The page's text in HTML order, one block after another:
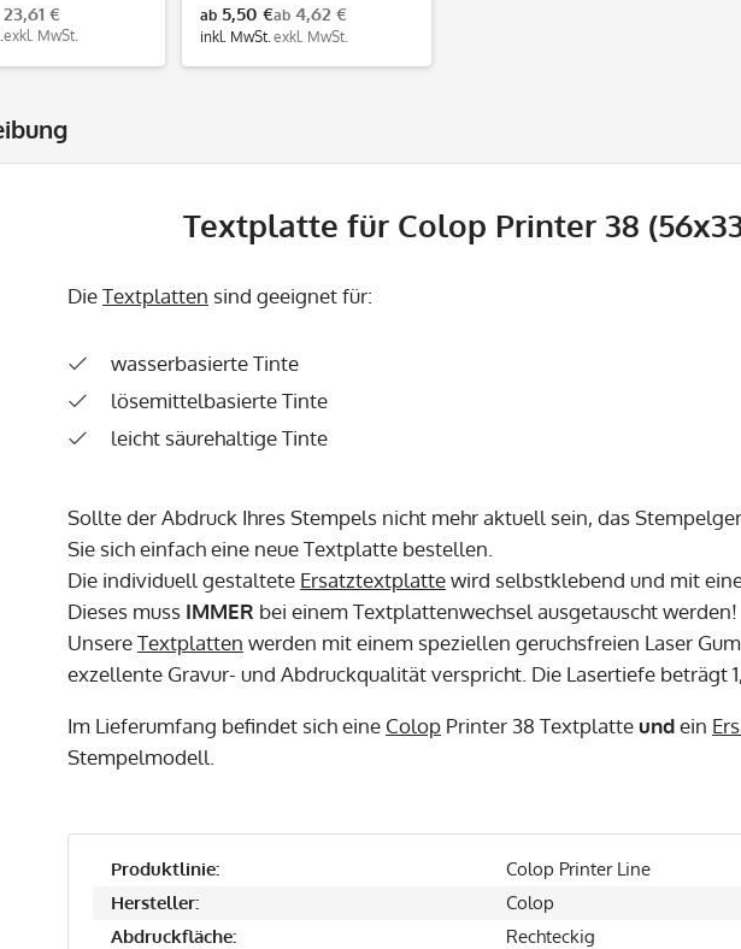
23,61 €
exkl. MwSt.
ab5,50 €
inkl. MwSt.
ab4,62 €
exkl. MwSt.
Textplatte für Colop Printer 38
DieTextplatten sind geeignet für:
wasserbasierte Tinte
lösemittelbasierte Tinte
leicht säurehaltige Tinte
Sollte der Abdruck Ihres Stempels nicht mehr aktuell sein, das
Sie sich einfach eine neue Textplatte bestellen.
Die individuell gestaltete Ersatztextplattewird selbstklebend und mit
Dieses muss IMMER bei einem Textplattenwechsel ausgetauscht werden!
UnsereTextplatten werden mit einem speziellen geruchsfreien Laser
exzellente Gravur- und Abdruckqualität verspricht. Die Lasertiefe beträgt
Im Lieferumfang befindet sich eine Colop Printer 38 Textplatteundein
Stempelmodell.
Produktlinie:
Colop Printer Line
Hersteller:
Colop
Abdruckfläche:
Rechteckig